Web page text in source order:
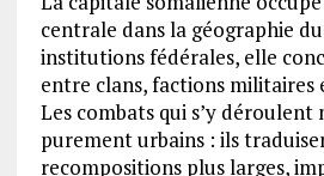
centrale dans la géographie
institutions fédérales, elle
entre clans, factions militaires
Les combats qui s’y déroulent
purement urbains : ils
recompositions plus larges,